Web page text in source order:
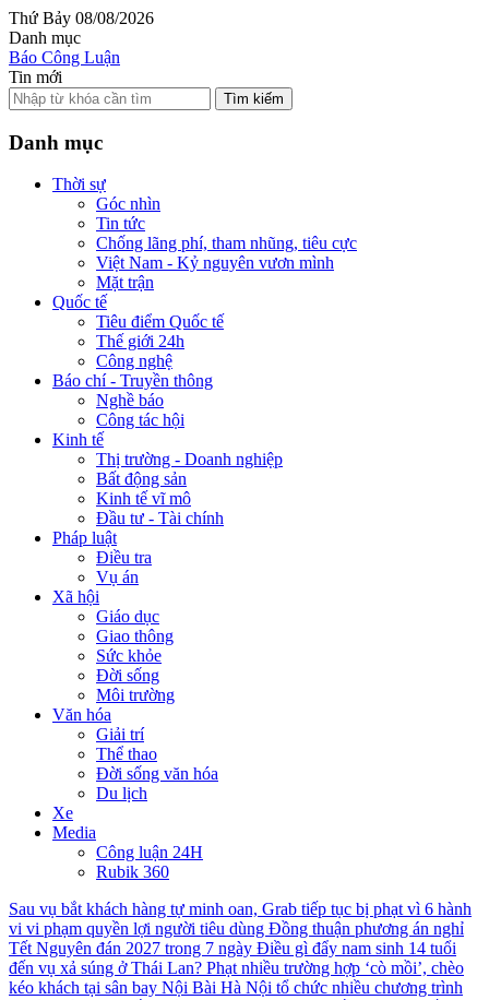
Thứ Bảy 08/08/2026
Danh mục
Báo Công Luận
Tin mới
Tìm kiếm
Danh mục
Thời sự
Góc nhìn
Tin tức
Chống lãng phí, tham nhũng, tiêu cực
Việt Nam - Kỷ nguyên vươn mình
Mặt trận
Quốc tế
Tiêu điểm Quốc tế
Thế giới 24h
Công nghệ
Báo chí - Truyền thông
Nghề báo
Công tác hội
Kinh tế
Thị trường - Doanh nghiệp
Bất động sản
Kinh tế vĩ mô
Đầu tư - Tài chính
Pháp luật
Điều tra
Vụ án
Xã hội
Giáo dục
Giao thông
Sức khỏe
Đời sống
Môi trường
Văn hóa
Giải trí
Thể thao
Đời sống văn hóa
Du lịch
Xe
Media
Công luận 24H
Rubik 360
Sau vụ bắt khách hàng tự minh oan, Grab tiếp tục bị phạt vì 6 hành
vi vi phạm quyền lợi người tiêu dùng Đồng thuận phương án nghỉ
Tết Nguyên đán 2027 trong 7 ngày Điều gì đẩy nam sinh 14 tuổi
đến vụ xả súng ở Thái Lan? Phạt nhiều trường hợp ‘cò mồi’, chèo
kéo khách tại sân bay Nội Bài Hà Nội tổ chức nhiều chương trình